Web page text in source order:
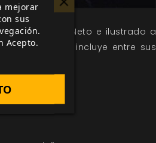
José Antonio Neto e ilustrado a
Inferni
incluye entre sus
Malolus.
mejorar
sus
Acepto.